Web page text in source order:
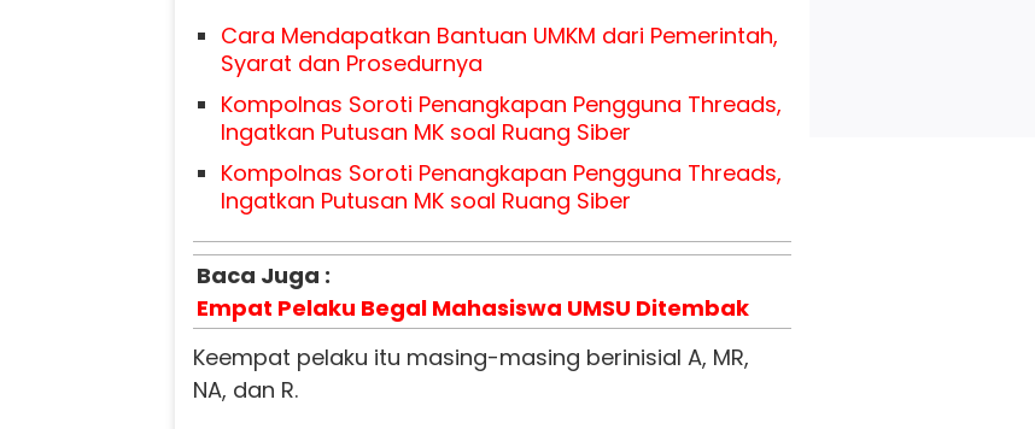
Cara Mendapatkan Bantuan UMKM dari Pemerintah,
Syarat dan Prosedurnya
Kompolnas Soroti Penangkapan Pengguna Threads,
Ingatkan Putusan MK soal Ruang Siber
Kompolnas Soroti Penangkapan Pengguna Threads,
Ingatkan Putusan MK soal Ruang Siber
Baca Juga :
Empat Pelaku Begal Mahasiswa UMSU Ditembak
Keempat pelaku itu masing-masing berinisial A, MR,
NA, dan R.